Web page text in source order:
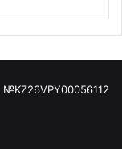
№KZ26VPY00056112